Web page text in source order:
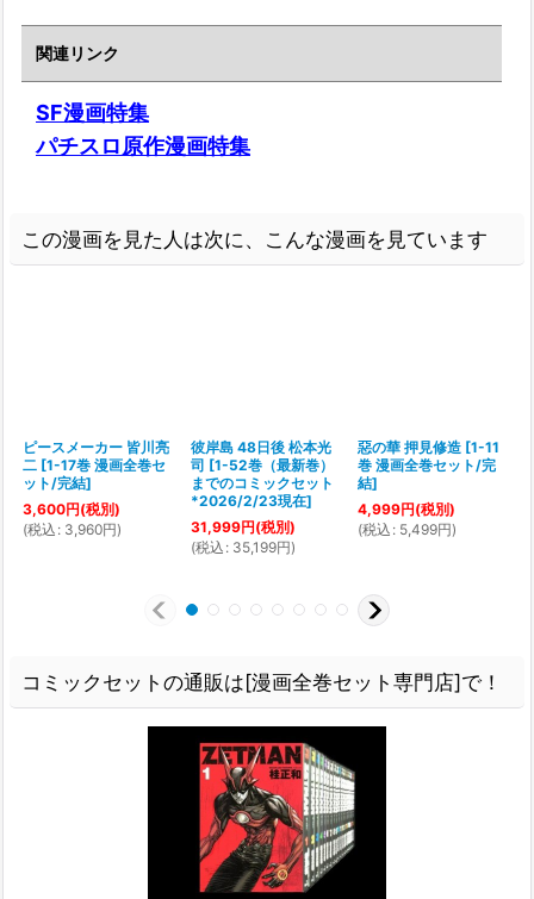
関連リンク
SF漫画特集
パチスロ原作漫画特集
この漫画を見た人は次に、こんな漫画を見ています
ピースメーカー 皆川亮
二 [1-17巻 漫画全巻セ
ット/完結]
3,600円(税別)
(税込 : 3,960円)
彼岸島 48日後 松本光
司 [1-52巻（最新巻）
までのコミックセット
*2026/2/23現在]
31,999円(税別)
(税込 : 35,199円)
惡の華 押見修造 [1-11
巻 漫画全巻セット/完
結]
4,999円(税別)
(税込 : 5,499円)
コミックセットの通販は[漫画全巻セット専門店]で！